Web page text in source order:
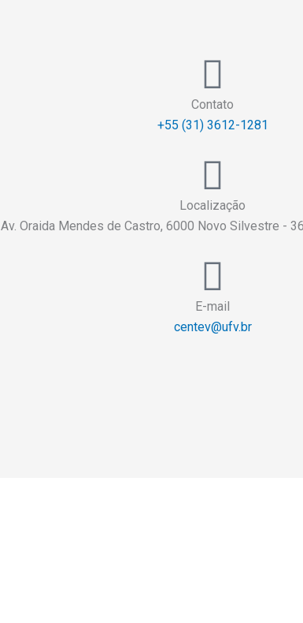
Contato
+55 (31) 3612-1281
Localização
Av. Oraida Mendes de Castro, 6000 Novo Silvestre -
E-mail
centev@ufv.br